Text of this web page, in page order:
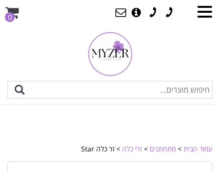
0
עמוד הבית > מתחתנים > זרי כלה > זר כלה Star